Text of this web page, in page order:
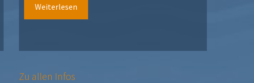
Weiterlesen
Zu allen Infos